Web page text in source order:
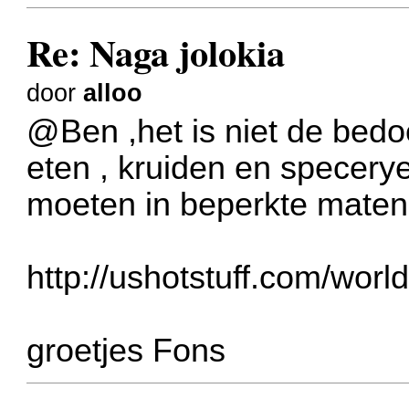
Re: Naga jolokia
dooralloo
@Ben ,het is niet de
eten , kruiden en
moeten in beperkte
http://ushotstuff.com/
groetjes Fons